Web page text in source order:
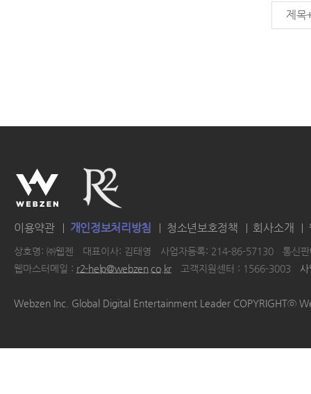
제목
이용약관 개인정보처리방침 청소년보호정책 회사소개
상호명: ㈜웹젠 대표이사: 김태영 사업자등록: 214-86-57130
통신
웹마스터메일 : r2-help@webzen.co.kr 고객지원센터 : 1566-3003
Webzen Inc. Global Digital Entertainment Leader COPYRIGHTⓒ